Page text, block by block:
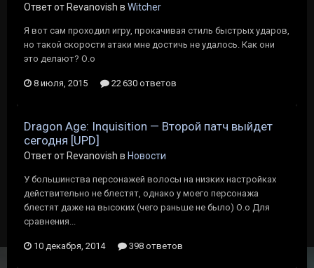
Ответ от Revanovish в Witcher
Я вот сам проходил игру, прокачивая стиль быстрых ударов,
но такой скорости атаки мне достичь не удалось. Как они
это делают? О.о
8 июля, 2015 22 630 ответов
Dragon Age: Inquisition — Второй патч выйдет
сегодня [UPD]
Ответ от Revanovish в Новости
У большинства персонажей волосы на низких настройках
действительно не блестят, однако у моего персонажа
блестят даже на высоких (чего раньше не было) О.о Для
сравнения...
10 декабря, 2014 398 ответов